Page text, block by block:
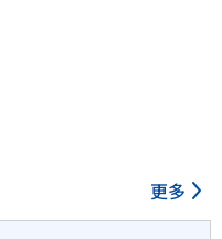
更多